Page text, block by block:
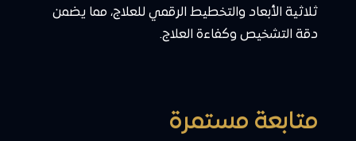
ثلاثية الأبعاد والتخطيط الرقمي للعلاج، مما يضمن
دقة التشخيص وكفاءة العلاج.
متابعة مستمرة